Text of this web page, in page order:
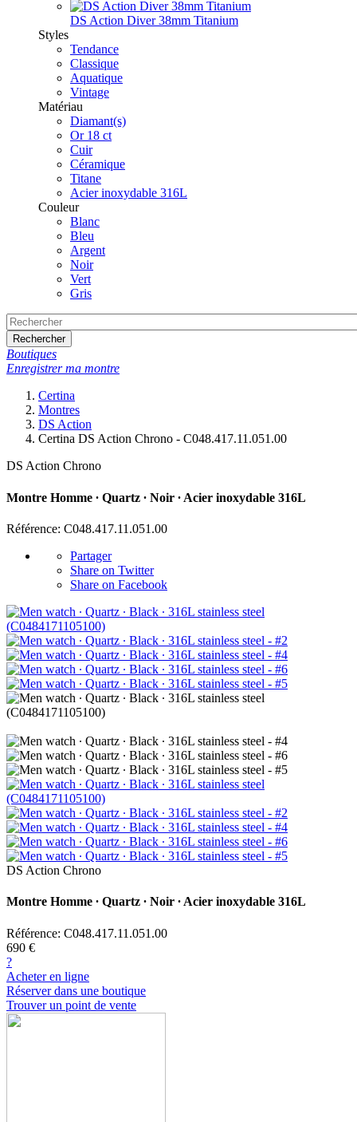
DS Action Diver 38mm Titanium
Styles
Tendance
Classique
Aquatique
Vintage
Matériau
Diamant(s)
Or 18 ct
Cuir
Céramique
Titane
Acier inoxydable 316L
Couleur
Blanc
Bleu
Argent
Noir
Vert
Gris
Rechercher
Boutiques
Enregistrer ma montre
Certina
Montres
DS Action
Certina DS Action Chrono - C048.417.11.051.00
DS Action Chrono
Montre Homme ∙ Quartz ∙ Noir ∙ Acier inoxydable 316L
Référence: C048.417.11.051.00
Partager
Share on Twitter
Share on Facebook
DS Action Chrono
Montre Homme ∙ Quartz ∙ Noir ∙ Acier inoxydable 316L
Référence: C048.417.11.051.00
690 €
?
Acheter en ligne
Réserver dans une boutique
Trouver un point de vente